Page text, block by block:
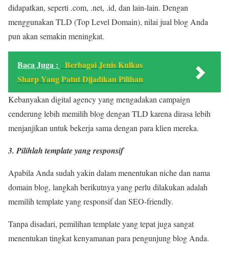
didapatkan, seperti .com, .net, .id, dan lain-lain. Dengan
menggunakan TLD (Top Level Domain), nilai jual blog Anda
pun akan semakin meningkat.
Baca Juga :
Berbagai Jenis Kulkas
Sharp Yang Patut Dijadikan Pilihan
Kebanyakan digital agency yang mengadakan campaign
cenderung lebih memilih blog dengan TLD karena dirasa lebih
menjanjikan untuk bekerja sama dengan para klien mereka.
3. Pilihlah template yang responsif
Apabila Anda sudah yakin dalam menentukan niche dan nama
domain blog, langkah berikutnya yang perlu dilakukan adalah
memilih template yang responsif dan SEO-friendly.
Tanpa disadari, pemilihan template yang tepat juga sangat
menentukan tingkat kenyamanan para pengunjung blog Anda.